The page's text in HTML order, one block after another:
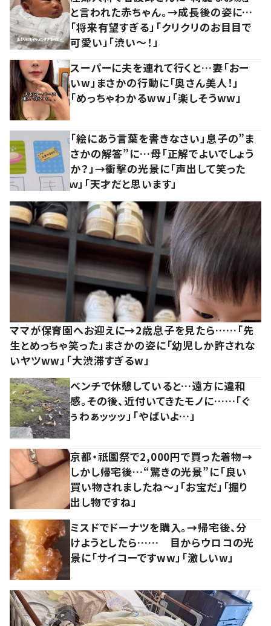
と言われた赤ちゃん。→成長後の姿に…
「将来有望すぎる」「クリクリのお目目で
可愛い」「渋い～！」
スーパーに夫を連れて行くと…妻「おー
いw」まさかの行動に「奥さん美人！」
「めっちゃわかるww」「楽しそうww」
「絵にあう言葉を書きなさい」息子の”ま
さかの解答”に…母「正解でよいでしょう
か？」→衝撃の光景に「声出して笑った
ｗ」「天才だと思います」
ママが保育園へお迎えに→2歳息子を見たら……「先
生とめっちゃ笑った」まさかの姿に「幼児しか許されな
いヤツww」「大渋滞すぎるw」
ベンチで休憩していると…遠方に違和
感。その後、近付いてきたモノに……「ぐ
ぅわぁッッッ」「やばいよ…」
京都・祇園祭で2,000円で買った着物→
しかし帰宅後…“驚きの光景”に「良い
買い物されましたね～」「お宝だ」「掘り
出し物ですね」
ミスドでドーナツを購入。→帰宅後、分
けようとしたら…… 目からウロコの光
景に「サイコーですww」「激しいw」